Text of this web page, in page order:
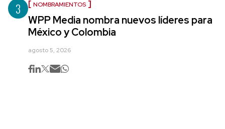
3 NOMBRAMIENTOS
WPP Media nombra nuevos líderes para
México y Colombia
agosto 5, 2026